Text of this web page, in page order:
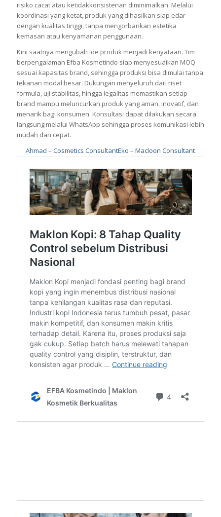
risiko cacat atau ketidakkonsistenan diminimalkan. Melalui
koordinasi yang ketat, produk yang dihasilkan siap edar
dengan kualitas tinggi, tanpa mengorbankan estetika
kemasan atau kenyamanan penggunaan.
Kini saatnya mengubah ide produk menjadi kenyataan. Tim
berpengalaman Efba Kosmetindo siap menyesuaikan MOQ
sesuai kapasitas brand, sehingga produksi bisa dimulai tanpa
tekanan modal besar. Dukungan menyeluruh dari riset
formula, uji stabilitas, hingga legalitas memastikan setiap
brand mampu meluncurkan produk yang aman, inovatif, dan
menarik bagi konsumen. Konsultasi dapat dilakukan secara
langsung melalui WhatsApp sehingga proses komunikasi lebih
mudah dan cepat.
Ahmad – Cosmetics ConsultantEko – Macloon Consultant